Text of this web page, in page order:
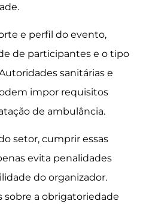
e perfil do evento,
de participantes e o tipo
sanitárias e
impor requisitos
de ambulância.
setor, cumprir essas
evita penalidades
do organizador.
sobre a obrigatoriedade